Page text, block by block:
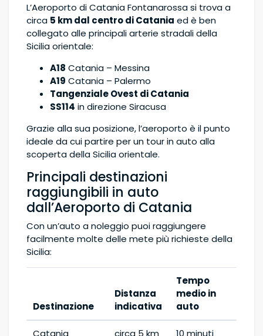
L’Aeroporto di Catania Fontanarossa si trova a
circa 5 km dal centro di Catania ed è ben
collegato alle principali arterie stradali della
Sicilia orientale:
A18 Catania – Messina
A19 Catania – Palermo
Tangenziale Ovest di Catania
SS114 in direzione Siracusa
Grazie alla sua posizione, l’aeroporto è il punto
ideale da cui partire per un tour in auto alla
scoperta della Sicilia orientale.
Principali destinazioni
raggiungibili in auto
dall’Aeroporto di Catania
Con un’auto a noleggio puoi raggiungere
facilmente molte delle mete più richieste della
Sicilia:
Destinazione
Distanza
indicativa
Tempo
medio in
auto